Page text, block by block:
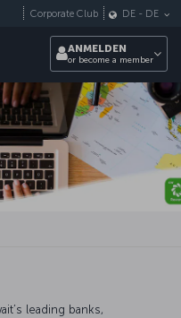
Corporate Club DE - DE
ANMELDEN
or become a member
leading banks,